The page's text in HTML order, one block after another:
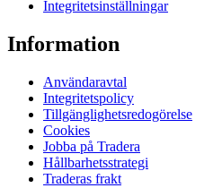
Integritetsinställningar
Information
Användaravtal
Integritetspolicy
Tillgänglighetsredogörelse
Cookies
Jobba på Tradera
Hållbarhetsstrategi
Traderas frakt